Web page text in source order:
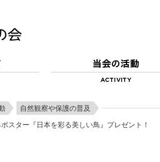
自然観察や保護の普及
スター『日本を彩る美しい鳥』プレゼント！